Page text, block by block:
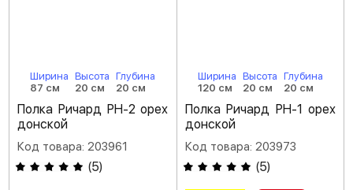
Ширина
87 см
Высота
20 см
Глубина
20 см
Полка Ричард РН-2 орех
донской
Код товара: 203961
(5)
Ширина
120 см
Высота
20 см
Глубина
20 см
Полка Ричард РН-1 орех
донской
Код товара: 203973
(5)